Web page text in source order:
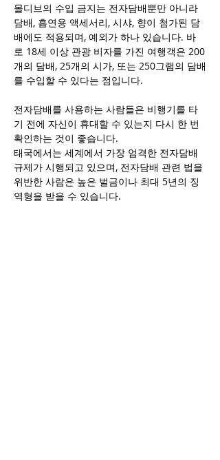
몰디브의 수입 금지는 전자담배뿐만 아니라
담배, 흡연용 액세서리, 시샤, 향이 첨가된 담
배에도 적용되며, 예외가 하나 있습니다. 바
로 18세 이상 관광 비자를 가진 여행객은 200
개의 담배, 25개의 시가, 또는 250그램의 담배
를 수입할 수 있다는 점입니다.
전자담배를 사용하는 사람들은 비행기를 타
기 전에 자신이 휴대할 수 있는지 다시 한 번
확인하는 것이 좋습니다.
태국에서는 세계에서 가장 엄격한 전자담배
규제가 시행되고 있으며, 전자담배 관련 법을
위반한 사람은 높은 벌금이나 최대 5년의 징
역형을 받을 수 있습니다.